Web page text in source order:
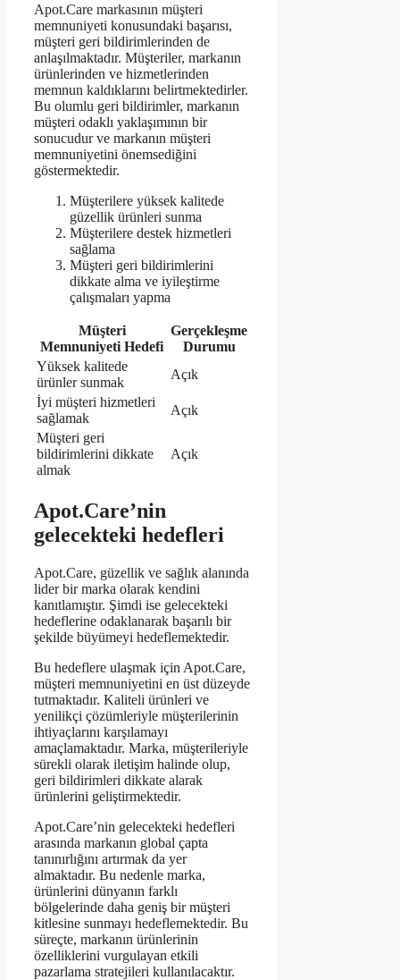
Apot.Care markasının müşteri
memnuniyeti konusundaki başarısı,
müşteri geri bildirimlerinden de
anlaşılmaktadır. Müşteriler, markanın
ürünlerinden ve hizmetlerinden
memnun kaldıklarını belirtmektedirler.
Bu olumlu geri bildirimler, markanın
müşteri odaklı yaklaşımının bir
sonucudur ve markanın müşteri
memnuniyetini önemsediğini
göstermektedir.
Müşterilere yüksek kalitede
güzellik ürünleri sunma
Müşterilere destek hizmetleri
sağlama
Müşteri geri bildirimlerini
dikkate alma ve iyileştirme
çalışmaları yapma
Müşteri
Memnuniyeti Hedefi
Gerçekleşme
Durumu
Yüksek kalitede
ürünler sunmak
Açık
İyi müşteri hizmetleri
sağlamak
Açık
Müşteri geri
bildirimlerini dikkate
almak
Açık
Apot.Care’nin
gelecekteki hedefleri
Apot.Care, güzellik ve sağlık alanında
lider bir marka olarak kendini
kanıtlamıştır. Şimdi ise gelecekteki
hedeflerine odaklanarak başarılı bir
şekilde büyümeyi hedeflemektedir.
Bu hedeflere ulaşmak için Apot.Care,
müşteri memnuniyetini en üst düzeyde
tutmaktadır. Kaliteli ürünleri ve
yenilikçi çözümleriyle müşterilerinin
ihtiyaçlarını karşılamayı
amaçlamaktadır. Marka, müşterileriyle
sürekli olarak iletişim halinde olup,
geri bildirimleri dikkate alarak
ürünlerini geliştirmektedir.
Apot.Care’nin gelecekteki hedefleri
arasında markanın global çapta
tanınırlığını artırmak da yer
almaktadır. Bu nedenle marka,
ürünlerini dünyanın farklı
bölgelerinde daha geniş bir müşteri
kitlesine sunmayı hedeflemektedir. Bu
süreçte, markanın ürünlerinin
özelliklerini vurgulayan etkili
pazarlama stratejileri kullanılacaktır.